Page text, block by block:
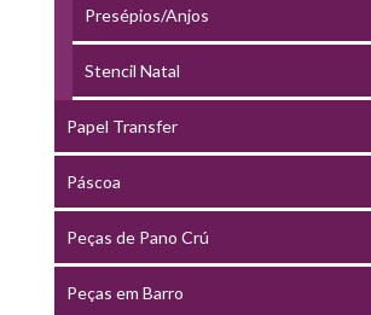
Presépios/Anjos
Stencil Natal
Papel Transfer
Páscoa
Peças de Pano Crú
Peças em Barro